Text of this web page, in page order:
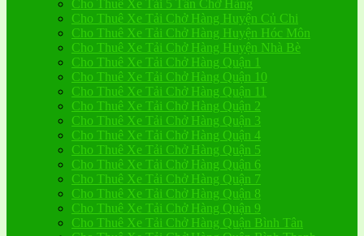
Cho Thuê Xe Tải 5 Tấn Chở Hàng
Cho Thuê Xe Tải Chở Hàng Huyện Củ Chi
Cho Thuê Xe Tải Chở Hàng Huyện Hóc Môn
Cho Thuê Xe Tải Chở Hàng Huyện Nhà Bè
Cho Thuê Xe Tải Chở Hàng Quận 1
Cho Thuê Xe Tải Chở Hàng Quận 10
Cho Thuê Xe Tải Chở Hàng Quận 11
Cho Thuê Xe Tải Chở Hàng Quận 2
Cho Thuê Xe Tải Chở Hàng Quận 3
Cho Thuê Xe Tải Chở Hàng Quận 4
Cho Thuê Xe Tải Chở Hàng Quận 5
Cho Thuê Xe Tải Chở Hàng Quận 6
Cho Thuê Xe Tải Chở Hàng Quận 7
Cho Thuê Xe Tải Chở Hàng Quận 8
Cho Thuê Xe Tải Chở Hàng Quận 9
Cho Thuê Xe Tải Chở Hàng Quận Bình Tân